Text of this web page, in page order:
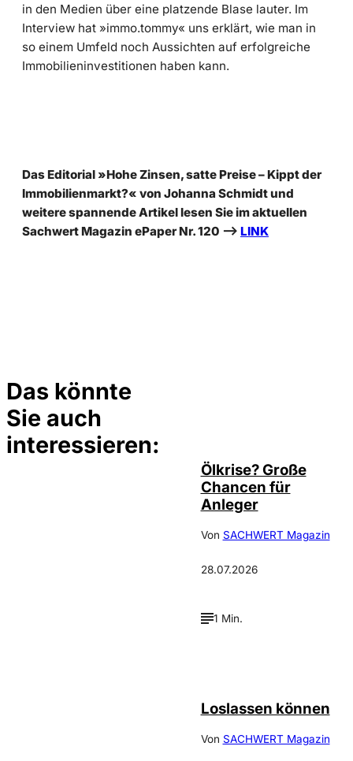
in den Medien über eine platzende Blase lauter. Im
Interview hat »immo.tommy« uns erklärt, wie man in
so einem Umfeld noch Aussichten auf erfolgreiche
Immobilieninvestitionen haben kann.
Das Editorial »Hohe Zinsen, satte Preise – Kippt der
Immobilienmarkt?« von Johanna Schmidt und
weitere spannende Artikel lesen Sie im aktuellen
Sachwert Magazin ePaper Nr. 120 –> LINK
Das könnte
Sie auch
interessieren:
Ölkrise? Große
Chancen für
Anleger
Von SACHWERT Magazin
28.07.2026
1 Min.
Loslassen können
Von SACHWERT Magazin